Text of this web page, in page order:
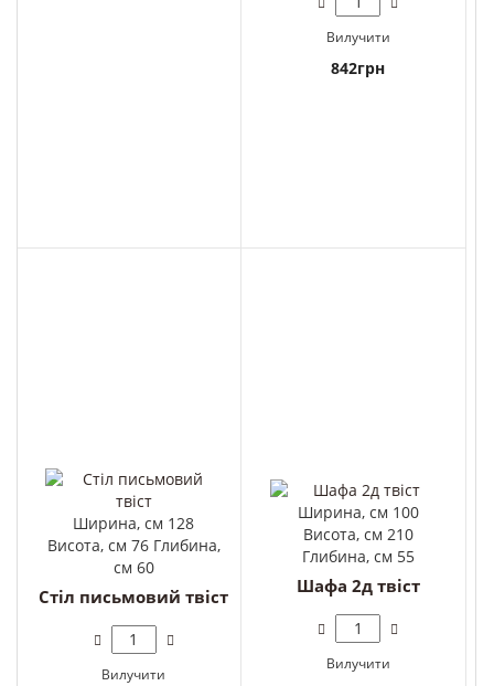
Вилучити
842грн
Ширина, см 128
Висота, см 76 Глибина,
см 60
Стіл письмовий твіст
Вилучити
Ширина, см 100
Висота, см 210
Глибина, см 55
Шафа 2д твіст
Вилучити